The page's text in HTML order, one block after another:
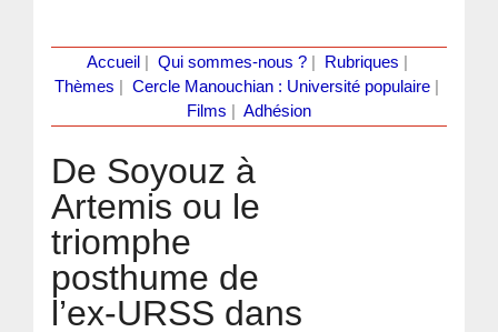
Accueil Qui sommes-nous ?| Rubriques
Thèmes
Cercle Manouchian : Université populaire
Films
Adhésion
De Soyouz à
Artemis ou le
triomphe
posthume de
l’ex-URSS dans